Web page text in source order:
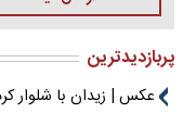
پربازدیدترین
عکس | زیدان با شلوار